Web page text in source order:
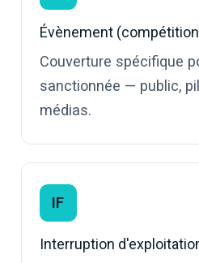
Évènement
Couverture spécifique
sanctionnée — public,
médias.
IF
Interruption